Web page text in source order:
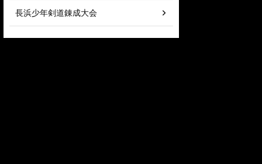
長浜少年剣道錬成大会